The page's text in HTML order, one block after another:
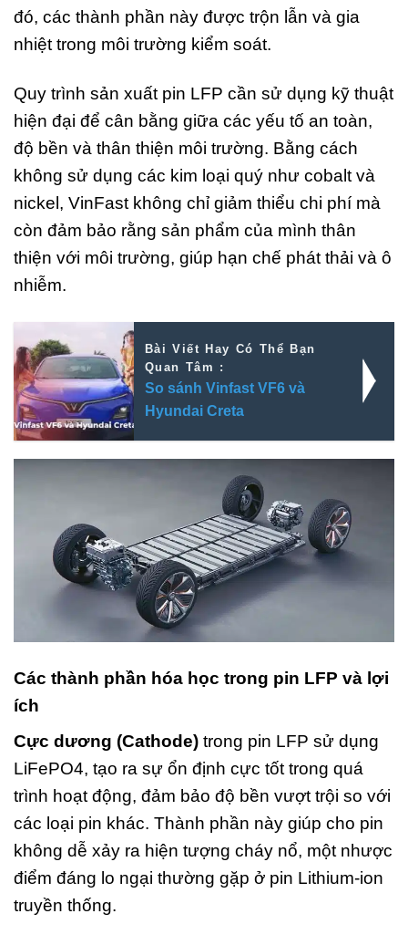
đó, các thành phần này được trộn lẫn và gia
nhiệt trong môi trường kiểm soát.
Quy trình sản xuất pin LFP cần sử dụng kỹ thuật
hiện đại để cân bằng giữa các yếu tố an toàn,
độ bền và thân thiện môi trường. Bằng cách
không sử dụng các kim loại quý như cobalt và
nickel, VinFast không chỉ giảm thiểu chi phí mà
còn đảm bảo rằng sản phẩm của mình thân
thiện với môi trường, giúp hạn chế phát thải và ô
nhiễm.
Bài Viết Hay Có Thể Bạn
Quan Tâm :
So sánh Vinfast VF6 và
Hyundai Creta
Các thành phần hóa học trong pin LFP và lợi
ích
Cực dương (Cathode) trong pin LFP sử dụng
LiFePO4, tạo ra sự ổn định cực tốt trong quá
trình hoạt động, đảm bảo độ bền vượt trội so với
các loại pin khác. Thành phần này giúp cho pin
không dễ xảy ra hiện tượng cháy nổ, một nhược
điểm đáng lo ngại thường gặp ở pin Lithium-ion
truyền thống.